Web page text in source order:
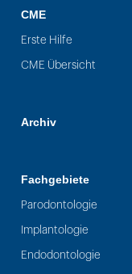
CME
Erste Hilfe
CME Übersicht
Archiv
Fachgebiete
Parodontologie
Implantologie
Endodontologie